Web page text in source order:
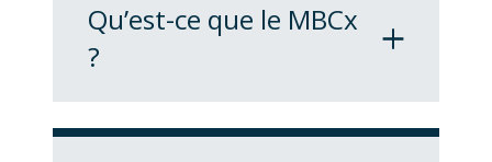
Qu’est-ce que le MBCx
?
Monitoring-Based